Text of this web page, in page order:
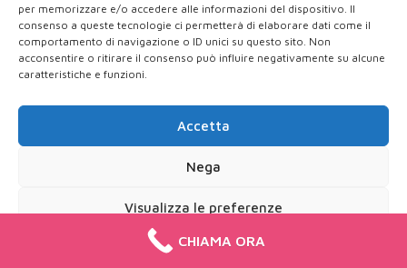
per memorizzare e/o accedere alle informazioni del dispositivo. Il
consenso a queste tecnologie ci permetterà di elaborare dati come il
comportamento di navigazione o ID unici su questo sito. Non
acconsentire o ritirare il consenso può influire negativamente su alcune
caratteristiche e funzioni.
Accetta
Nega
Visualizza le preferenze
Cookie PolicyPrivacy Policy
CHIAMA ORA